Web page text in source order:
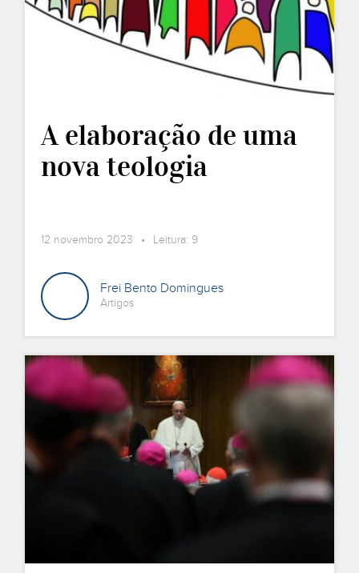
A elaboração de uma
nova teologia
12 novembro 2023 • Leitura: 9
Frei Bento Domingues
Artigos